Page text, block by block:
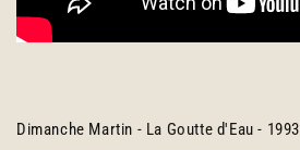
Dimanche Martin - La Goutte d'Eau - 1993